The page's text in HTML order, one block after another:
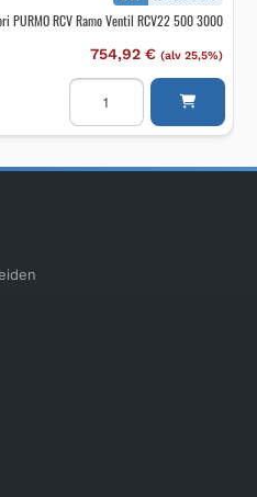
2300
PURMO RCV Ramo Ventil RCV22 500 3000
754,92 € (alv 25,5%)
Radiaattori
PURMO
Ramo
500